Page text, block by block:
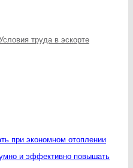
труда в эскорте
при экономном отоплении
и эффективно повышать